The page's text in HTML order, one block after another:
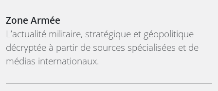
Zone Armée
L’actualité militaire, stratégique et géopolitique
décryptée à partir de sources spécialisées et de
médias internationaux.